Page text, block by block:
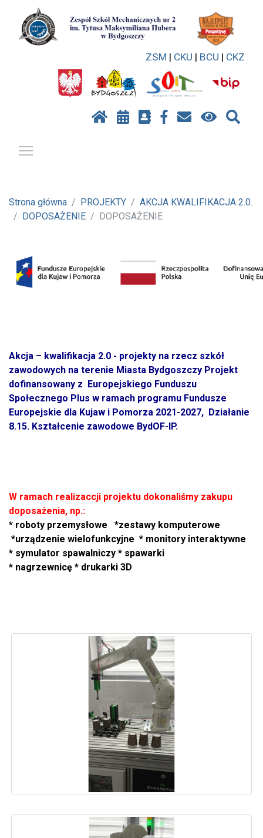
ZSM | CKU | BCU | CKZ
Strona główna PROJEKTY
AKCJA KWALIFIKACJA 2.0.
DOPOSAŻENIE
DOPOSAŻENIE
Akcja – kwalifikacja 2.0 - projekty na rzecz szkół
zawodowych na terenie Miasta Bydgoszczy Projekt
dofinansowany z Europejskiego Funduszu
Społecznego Plus w ramach programu Fundusze
Europejskie dla Kujaw i Pomorza 2021-2027, Działanie
8.15. Kształcenie zawodowe BydOF-IP.
W ramach realizaccji projektu dokonaliśmy zakupu
doposażenia, np.:
* roboty przemysłowe *zestawy komputerowe
*urządzenie wielofunkcyjne * monitory interaktywne
* symulator spawalniczy * spawarki
* nagrzewnicę * drukarki 3D